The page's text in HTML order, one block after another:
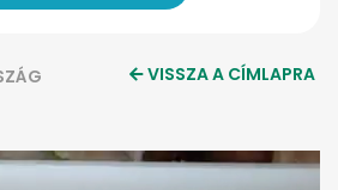
VISSZA A CÍMLAPRA